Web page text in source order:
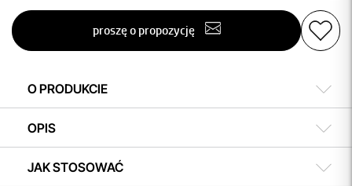
proszę o propozycję
O PRODUKCIE
OPIS
JAK STOSOWAĆ